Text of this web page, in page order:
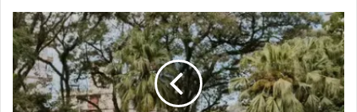
Prefeitura
de
Encantado
realiza
Feirão
de